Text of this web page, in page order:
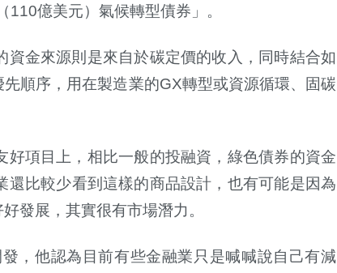
億美元）氣候轉型債券」。
金來源則是來自於碳定價的收入，同時結合如
順序，用在製造業的GX轉型或資源循環、固碳
項目上，相比一般的投融資，綠色債券的資金
還比較少看到這樣的商品設計，也有可能是因為
發展，其實很有市場潛力。
，他認為目前有些金融業只是喊喊說自己有減